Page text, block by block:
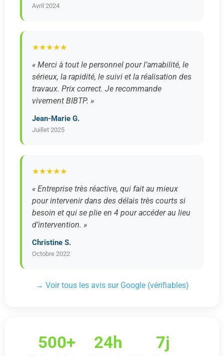
Avril 2024
★★★★★
« Merci à tout le personnel pour l’amabilité, le
sérieux, la rapidité, le suivi et la réalisation des
travaux. Prix correct. Je recommande
vivement BIBTP. »
Jean-Marie G.
Juillet 2025
★★★★★
« Entreprise très réactive, qui fait au mieux
pour intervenir dans des délais très courts si
besoin et qui se plie en 4 pour accéder au lieu
d’intervention. »
Christine S.
Octobre 2022
→ Voir tous les avis sur Google (vérifiables)
500+ 24h 7j